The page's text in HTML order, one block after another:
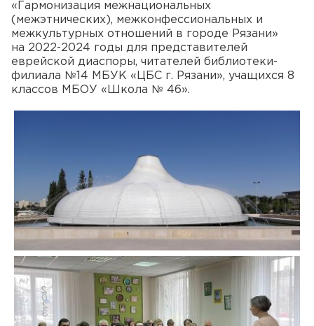
«Гармонизация межнациональных
(межэтнических), межконфессиональных и
межкультурных отношений в городе Рязани»
на 2022-2024 годы для представителей
еврейской диаспоры, читателей библиотеки-
филиала №14 МБУК «ЦБС г. Рязани», учащихся 8
классов МБОУ «Школа № 46».